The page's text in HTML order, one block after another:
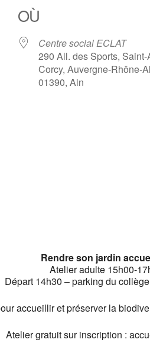
OÙ
Centre social ECLAT
290 All. des Sports,
Corcy, Auvergne-Rhône-
01390, Ain
Rendre son jardin
Atelier adulte 15h00-
Départ 14h30 – parking du
accueillir et préserver la
Atelier gratuit sur inscription :